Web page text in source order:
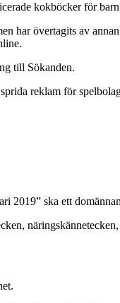
kokböcker för
har övertagits av
till Sökanden.
reklam för
2019” ska ett